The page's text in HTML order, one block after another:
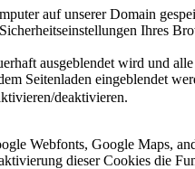
auf unserer Domain
Ihres
ausgeblendet wird und
Seitenladen eingeblendet
deaktivieren.
Webfonts, Google Maps,
dieser Cookies die